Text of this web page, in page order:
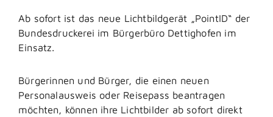
Ab sofort ist das neue Lichtbildgerät „PointID“ der
Bundesdruckerei im Bürgerbüro Dettighofen im
Einsatz.
Bürgerinnen und Bürger, die einen neuen
Personalausweis oder Reisepass beantragen
möchten, können ihre Lichtbilder ab sofort direkt